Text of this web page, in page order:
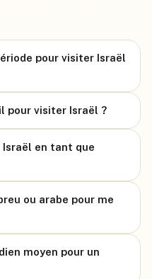
pour visiter Israël
pour visiter Israël ?
Israël en tant que
ou arabe pour me
moyen pour un